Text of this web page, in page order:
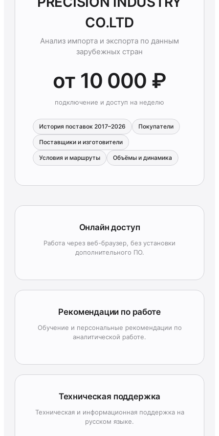
CO.LTD
Анализ импорта и экспорта по данным
зарубежных стран
от 10 000 ₽
подключение и доступ на неделю
История поставок 2017–2026 Покупатели
Поставщики и изготовители
Условия и маршруты Объёмы и динамика
Онлайн доступ
Работа через веб-браузер, без установки
дополнительного ПО.
Рекомендации по работе
Обучение и персональные рекомендации по
аналитической работе.
Техническая поддержка
Техническая и информационная поддержка на
русском языке.